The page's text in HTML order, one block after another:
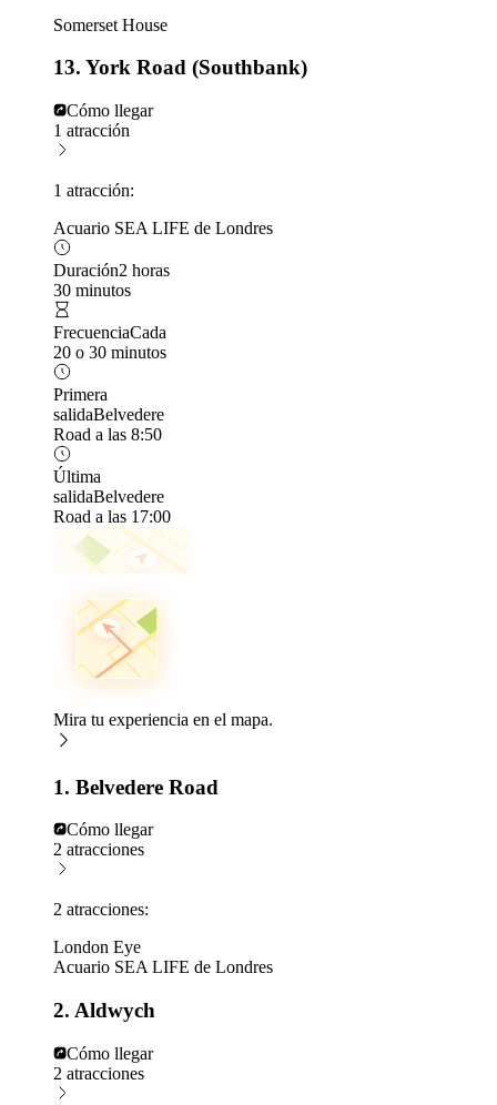
Somerset House
13. York Road (Southbank)
Cómo llegar
1 atracción
1 atracción:
Acuario SEA LIFE de Londres
Duración2 horas
30 minutos
FrecuenciaCada
20 o 30 minutos
Primera
salidaBelvedere
Road a las 8:50
Última
salidaBelvedere
Road a las 17:00
Mira tu experiencia en el mapa.
1. Belvedere Road
Cómo llegar
2 atracciones
2 atracciones:
London Eye
Acuario SEA LIFE de Londres
2. Aldwych
Cómo llegar
2 atracciones